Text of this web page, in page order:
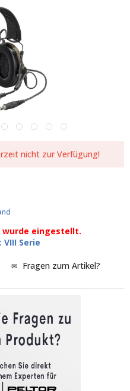
nicht zur Verfügung!
wurde eingestellt.
Serie
Fragen zum Artikel?